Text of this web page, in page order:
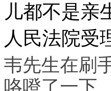
儿都不是亲
人民法院受
韦先生在刷
咯噔了一下